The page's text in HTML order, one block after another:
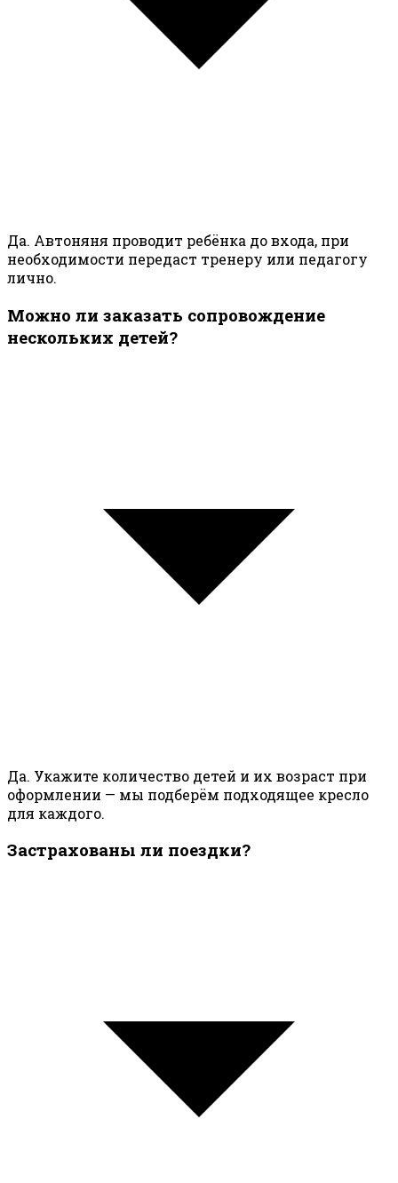
Да. Автоняня проводит ребёнка до входа, при
необходимости передаст тренеру или педагогу
лично.
Можно ли заказать сопровождение
нескольких детей?
Да. Укажите количество детей и их возраст при
оформлении — мы подберём подходящее кресло
для каждого.
Застрахованы ли поездки?